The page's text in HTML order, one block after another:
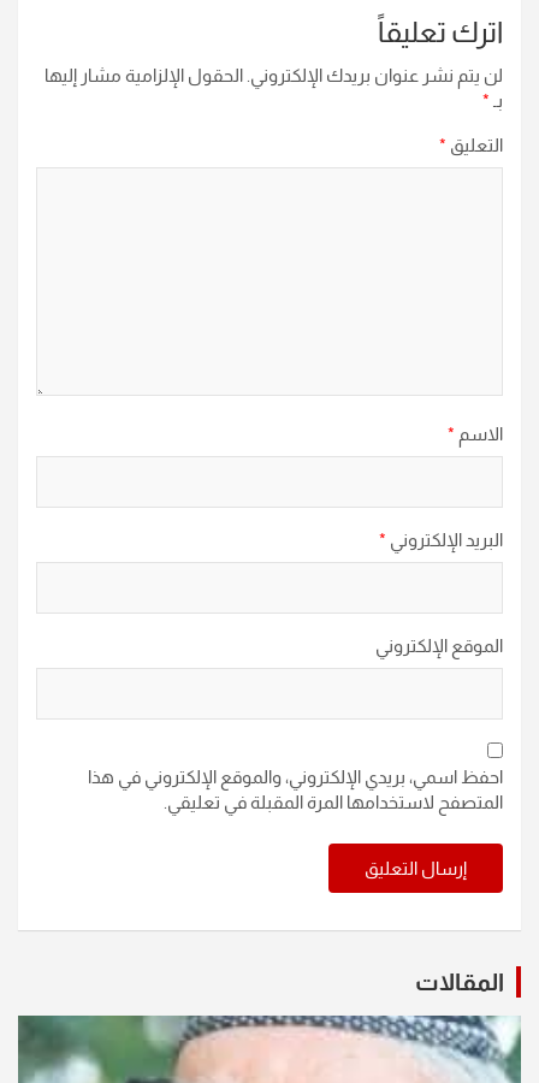
اترك تعليقاً
لن يتم نشر عنوان بريدك الإلكتروني. الحقول الإلزامية مشار إليها
بـ *
التعليق *
الاسم *
البريد الإلكتروني *
الموقع الإلكتروني
احفظ اسمي، بريدي الإلكتروني، والموقع الإلكتروني في هذا
المتصفح لاستخدامها المرة المقبلة في تعليقي.
المقالات